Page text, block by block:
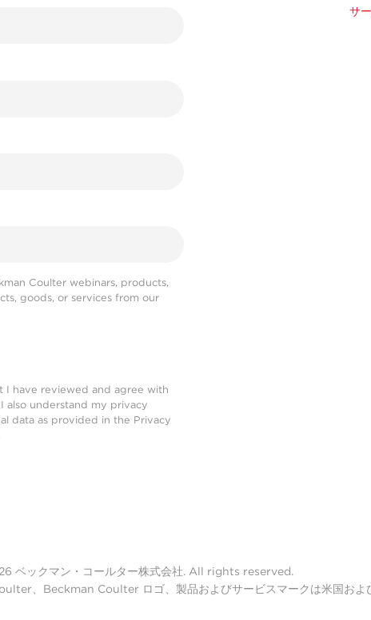
Coulter webinars, products,
goods, or services from our
I have reviewed and agree with
I also understand my privacy
data as provided in the Privacy
サ
ベックマン・コールター株式会社. All rights reserved.
、Beckman Coulter ロゴ、製品およびサービスマークは米国およ